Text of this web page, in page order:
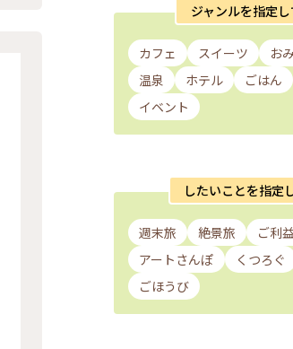
ジャンルを指定
カフェ スイーツ お
温泉
ホテル ごはん
イベント
したいことを指定
週末旅 絶景旅
ご利
アートさんぽ
くつろぐ
ごほうび